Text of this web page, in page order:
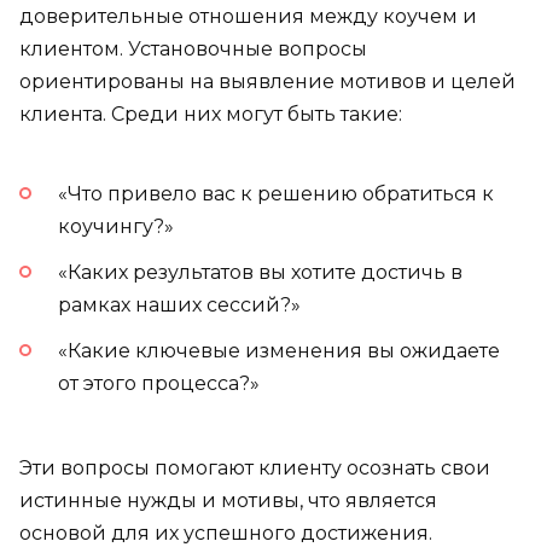
доверительные отношения между коучем и
клиентом. Установочные вопросы
ориентированы на выявление мотивов и целей
клиента. Среди них могут быть такие:
«Что привело вас к решению обратиться к
коучингу?»
«Каких результатов вы хотите достичь в
рамках наших сессий?»
«Какие ключевые изменения вы ожидаете
от этого процесса?»
Эти вопросы помогают клиенту осознать свои
истинные нужды и мотивы, что является
основой для их успешного достижения.